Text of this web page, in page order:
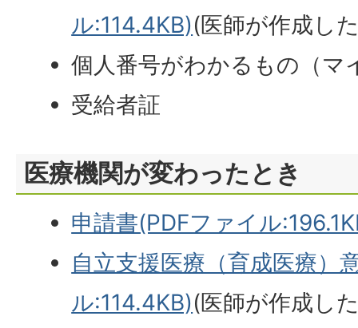
ル:114.4KB)(医師が作成し
個人番号がわかるもの（マ
受給者証
医療機関が変わったとき
申請書(PDFファイル
自立支援医療（育成医療）
ル:114.4KB)(医師が作成し